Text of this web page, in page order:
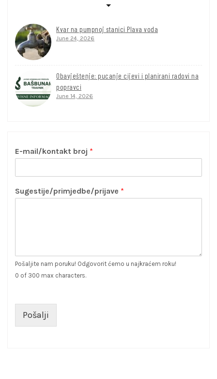
Kvar na pumpnoj stanici Plava voda
June 24, 2026
Obavještenje: pucanje cijevi i planirani radovi na
popravci
June 14, 2026
E-mail/kontakt broj *
Sugestije/primjedbe/prijave *
Pošaljite nam poruku! Odgovorit ćemo u najkraćem roku!
0 of 300 max characters.
Pošalji